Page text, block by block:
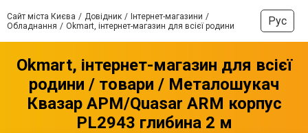
Сайт міста Києва Довідник
Інтернет-магазини
Обладнання
Okmart, інтернет-магазин для всієї родини Рус
Okmart, інтернет-магазин для всієї
родини / товари / Металошукач
Квазар АРМ/Quasar ARM корпус
PL2943 глибина 2 м